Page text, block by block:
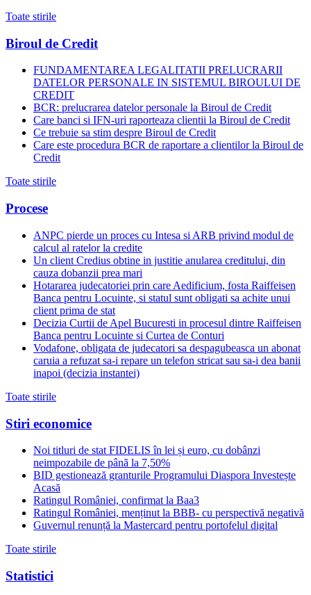
Toate stirile
Biroul de Credit
FUNDAMENTAREA LEGALITATII PRELUCRARII
DATELOR PERSONALE IN SISTEMUL BIROULUI DE
CREDIT
BCR: prelucrarea datelor personale la Biroul de Credit
Care banci si IFN-uri raporteaza clientii la Biroul de Credit
Ce trebuie sa stim despre Biroul de Credit
Care este procedura BCR de raportare a clientilor la Biroul de
Credit
Toate stirile
Procese
ANPC pierde un proces cu Intesa si ARB privind modul de
calcul al ratelor la credite
Un client Credius obtine in justitie anularea creditului, din
cauza dobanzii prea mari
Hotararea judecatoriei prin care Aedificium, fosta Raiffeisen
Banca pentru Locuinte, si statul sunt obligati sa achite unui
client prima de stat
Decizia Curtii de Apel Bucuresti in procesul dintre Raiffeisen
Banca pentru Locuinte si Curtea de Conturi
Vodafone, obligata de judecatori sa despagubeasca un abonat
caruia a refuzat sa-i repare un telefon stricat sau sa-i dea banii
inapoi (decizia instantei)
Toate stirile
Stiri economice
Noi titluri de stat FIDELIS în lei și euro, cu dobânzi
neimpozabile de pânã la 7,50%
BID gestionează granturile Programului Diaspora Investește
Acasă
Ratingul României, confirmat la Baa3
Ratingul României, menținut la BBB- cu perspectivă negativă
Guvernul renunță la Mastercard pentru portofelul digital
Toate stirile
Statistici